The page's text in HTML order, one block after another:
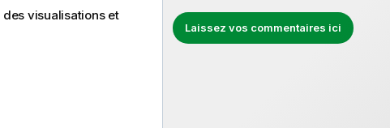
Laissez vos commentaires ici
visualisations et